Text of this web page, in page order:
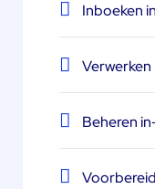
Inboeken
Beheren